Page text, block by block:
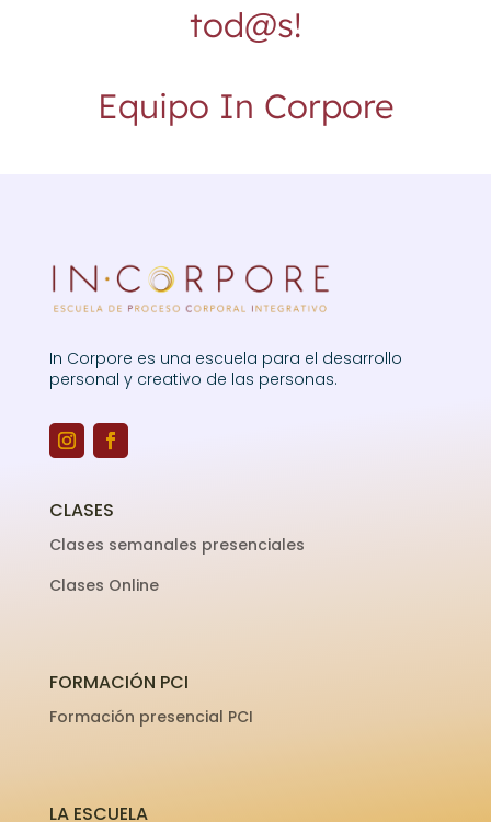
tod@s!
Equipo In Corpore
In Corpore es una escuela para el desarrollo
personal y creativo de las personas.
CLASES
Clases semanales presenciales
Clases Online
FORMACIÓN PCI
Formación presencial PCI
LA ESCUELA